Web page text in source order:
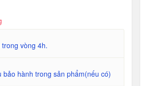
vòng 4h.
bảo hành trong sản phẩm(nếu có)